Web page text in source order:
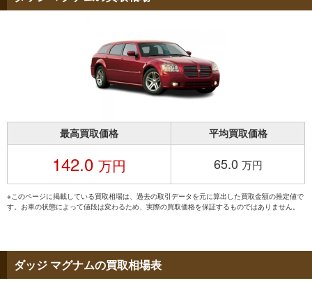
最高買取価格 平均買取価格
142.0 万円 65.0 万円
※このページに掲載している買取相場は、過去の取引データを元に算出した買取金額の推定値で
す。お車の状態によって値段は変わるため、実際の買取価格を保証するものではありません。
ダッジ マグナムの買取相場表